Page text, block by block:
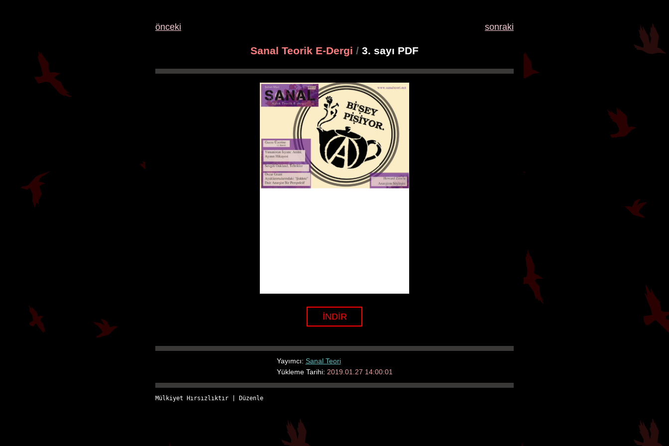
önceki sonraki
Sanal Teorik E-Dergi / 3. sayı PDF
İNDİR
Yayımcı: Sanal Teori
Yükleme Tarihi: 2019.01.27 14:00:01
Mülkiyet Hırsızlıktır Düzenle